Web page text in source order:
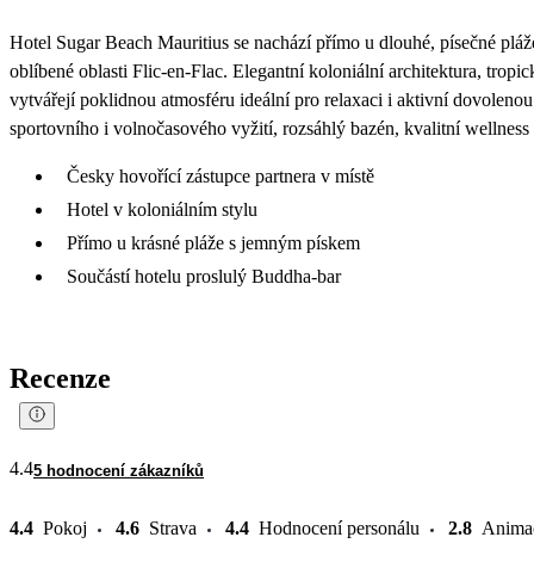
Hotel Sugar Beach Mauritius se nachází přímo u dlouhé, písečné
oblíbené oblasti Flic-en-Flac. Elegantní koloniální architektura,
vytvářejí poklidnou atmosféru ideální pro relaxaci i aktivní
sportovního i volnočasového vyžití, rozsáhlý bazén, kvalitní
Česky hovořící zástupce partnera v místě
Hotel v koloniálním stylu
Přímo u krásné pláže s jemným pískem
Součástí hotelu proslulý Buddha-bar
Recenze
4.45 hodnocení zákazníků
4.4 Pokoj 4.6 Strava 4.4 Hodnocení personálu 2.8